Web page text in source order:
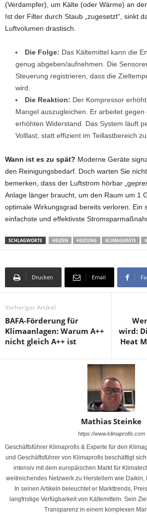
(Verdampfer), um Kälte (oder Wärme) an
Ist der Filter durch Staub „zugesetzt“, sinkt
Luftvolumen drastisch.
Die Folge: Das Kältemittel kann die
genug abgeben/aufnehmen. Die
Steuerung registrieren, dass die
wird.
Die Reaktion: Der Kompressor
Mangel auszugleichen. Er arbeitet gegen
erhöhten Widerstand. Das System läuft
Volllast, statt effizient im Teillastbereich
Wann ist es zu spät? Moderne Geräte
den Reinigungsbedarf. Doch warten Sie
bemerken, dass der Luftstrom hörbar
Anlage länger braucht, um den Raum um 1
optimale Wirkungsgrad bereits verloren. Ein
einfachste und effektivste
SCHLAGWORTE HEIZEN HEIZUNG KLIMAGERÄTE
Drucken Email
Vorheriger Artikel
BAFA-Förderung für
Klimaanlagen: Warum A++
nicht gleich A++ ist
wird:
Heat
Mathias Steinke
https://www.klimaprofis.com
Geschäftsführer Klimaprofis & Experte für den
und Geschäftsführer von Klimaprofis beschäftigt
intensiv mit dem europäischen Markt für
weitreichendes Netzwerk zu Herstellern wie Daikin,
In seinen Artikeln beleuchtet er Markttrends,
langfristige Verfügbarkeit von Kältemitteln. Sein
Transparenz in einem komplexen